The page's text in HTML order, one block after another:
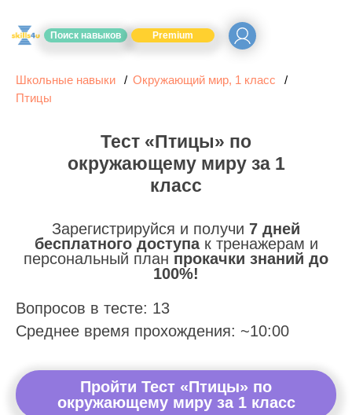
Поиск навыков Premium
Школьные навыки
Окружающий мир, 1 класс
Птицы
Тест «Птицы» по
окружающему миру за 1
класс
Зарегистрируйся и получи 7 дней
бесплатного доступак тренажерам и
персональный план прокачки знаний до
100%!
Вопросов в тесте: 13
Среднее время прохождения: ~10:00
Пройти Тест «Птицы» по
окружающему миру за 1 класс